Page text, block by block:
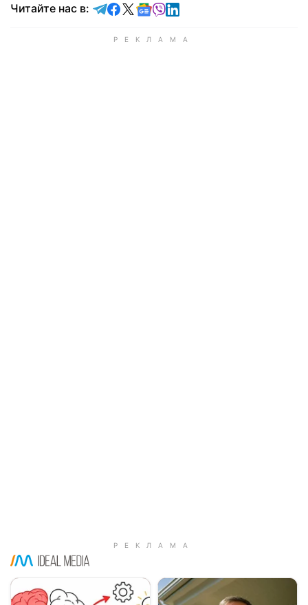
Читайте нас в: Читайте в Telegram
Читайте в Facebook
Читайте в X
Читайте в Google news
Читайте в Viber
Читайте в LinkedIn